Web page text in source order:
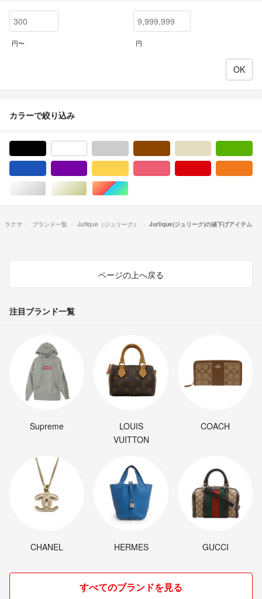
円〜 円
カラーで絞り込み
シルバー/銀色系ゴールド/金色系マルチカラー
ラクマ ブランド一覧 Jurlique（ジュリーク） Jurlique(ジュリーク)の値下げアイテム
ページの上へ戻る
注目ブランド一覧
Supreme
LOUIS
VUITTON
COACH
CHANEL HERMES GUCCI
すべてのブランドを見る